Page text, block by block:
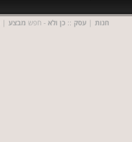
חנות | עסק :: כן ולא - חפש מבצע |